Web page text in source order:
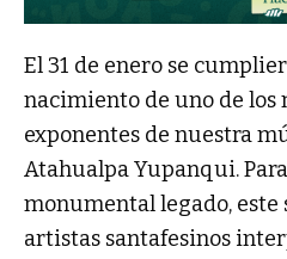
El 31 de enero se
nacimiento de uno de los
exponentes de nuestra
Atahualpa Yupanqui.
monumental legado, este
artistas santafesinos